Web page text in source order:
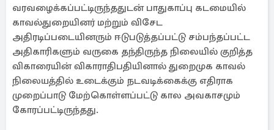
வரவழைக்கப்பட்டிருந்ததுடன் பாதுகாப்பு கடமையில்
காவல்துறையினர் மற்றும் விசேட
அதிரடிப்படையினரும் ஈடுபடுத்தப்பட்டு சம்பந்தப்பட்ட
அதிகாரிகளும் வருகை தந்திருந்த நிலையில் குறித்த
விகாரையின் விகாராதிபதியினால் துறைமுக காவல்
நிலையத்தில் உடைக்கும் நடவடிக்கைக்கு எதிராக
முறைப்பாடு மேற்கொள்ளப்பட்டு கால அவகாசமும்
கோரப்பட்டிருந்தது.